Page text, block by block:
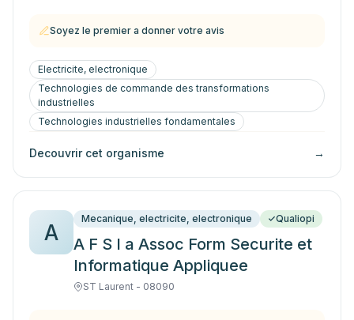
Soyez le premier a donner votre avis
Electricite, electronique
Technologies de commande des transformations
industrielles
Technologies industrielles fondamentales
Decouvrir cet organisme →
A
Mecanique, electricite, electronique Qualiopi
A F S I a Assoc Form Securite et
Informatique Appliquee
ST Laurent - 08090